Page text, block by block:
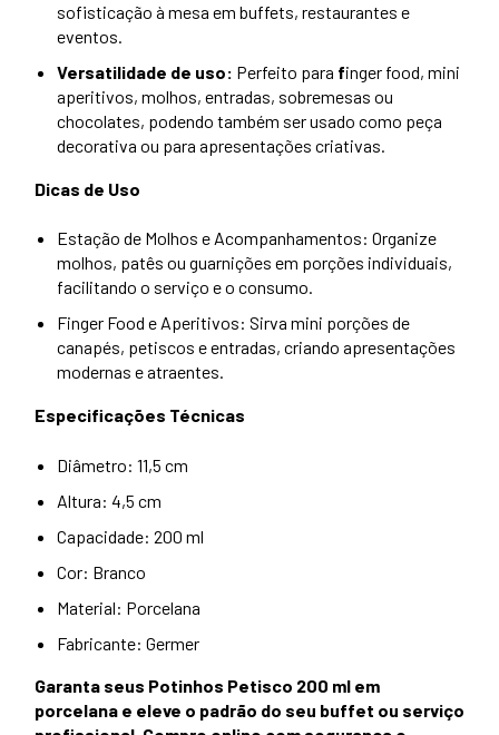
sofisticação à mesa em buffets, restaurantes e
eventos.
Versatilidade de uso: Perfeito para finger food, mini
aperitivos, molhos, entradas, sobremesas ou
chocolates, podendo também ser usado como peça
decorativa ou para apresentações criativas.
Dicas de Uso
Estação de Molhos e Acompanhamentos: Organize
molhos, patês ou guarnições em porções individuais,
facilitando o serviço e o consumo.
Finger Food e Aperitivos: Sirva mini porções de
canapés, petiscos e entradas, criando apresentações
modernas e atraentes.
Especificações Técnicas
Diâmetro: 11,5 cm
Altura: 4,5 cm
Capacidade: 200 ml
Cor: Branco
Material: Porcelana
Fabricante: Germer
Garanta seus Potinhos Petisco 200 ml em
porcelana e eleve o padrão do seu buffet ou serviço